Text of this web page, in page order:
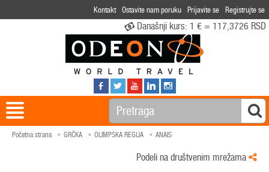
Kontakt Ostavite nam poruku Prijavite se Registrujte se
Današnji kurs: 1 € = 117,3726 RSD
Početna strana GRČKA OLIMPSKA REGIJA ANAIS
Podeli na društvenim mrežama